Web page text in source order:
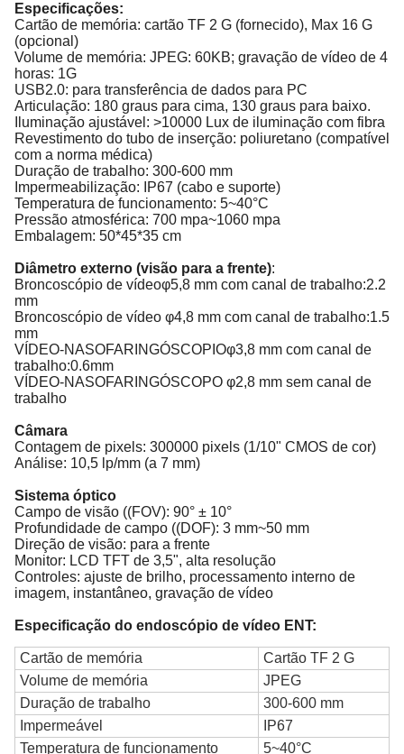
Especificações:
Cartão de memória: cartão TF 2 G (fornecido), Max 16 G
(opcional)
Volume de memória: JPEG: 60KB; gravação de vídeo de 4
horas: 1G
USB2.0: para transferência de dados para PC
Articulação: 180 graus para cima, 130 graus para baixo.
Iluminação ajustável: >10000 Lux de iluminação com fibra
Revestimento do tubo de inserção: poliuretano (compatível
com a norma médica)
Duração de trabalho: 300-600 mm
Impermeabilização: IP67 (cabo e suporte)
Temperatura de funcionamento: 5~40°C
Pressão atmosférica: 700 mpa~1060 mpa
Embalagem: 50*45*35 cm
Diâmetro externo (visão para a frente):
Broncoscópio de vídeoφ5,8 mm com canal de trabalho:2.2
mm
Broncoscópio de vídeo φ4,8 mm com canal de trabalho:1.5
mm
VÍDEO-NASOFARINGÓSCOPIOφ3,8 mm com canal de
trabalho:0.6mm
VÍDEO-NASOFARINGÓSCOPO φ2,8 mm sem canal de
trabalho
Câmara
Contagem de pixels: 300000 pixels (1/10" CMOS de cor)
Análise: 10,5 lp/mm (a 7 mm)
Sistema óptico
Campo de visão ((FOV): 90° ± 10°
Profundidade de campo ((DOF): 3 mm~50 mm
Direção de visão: para a frente
Monitor: LCD TFT de 3,5", alta resolução
Controles: ajuste de brilho, processamento interno de
imagem, instantâneo, gravação de vídeo
Especificação do endoscópio de vídeo ENT:
Cartão de memória
Cartão TF 2 G
Volume de memória
JPEG
Duração de trabalho
300-600 mm
Impermeável
IP67
Temperatura de funcionamento
5~40°C